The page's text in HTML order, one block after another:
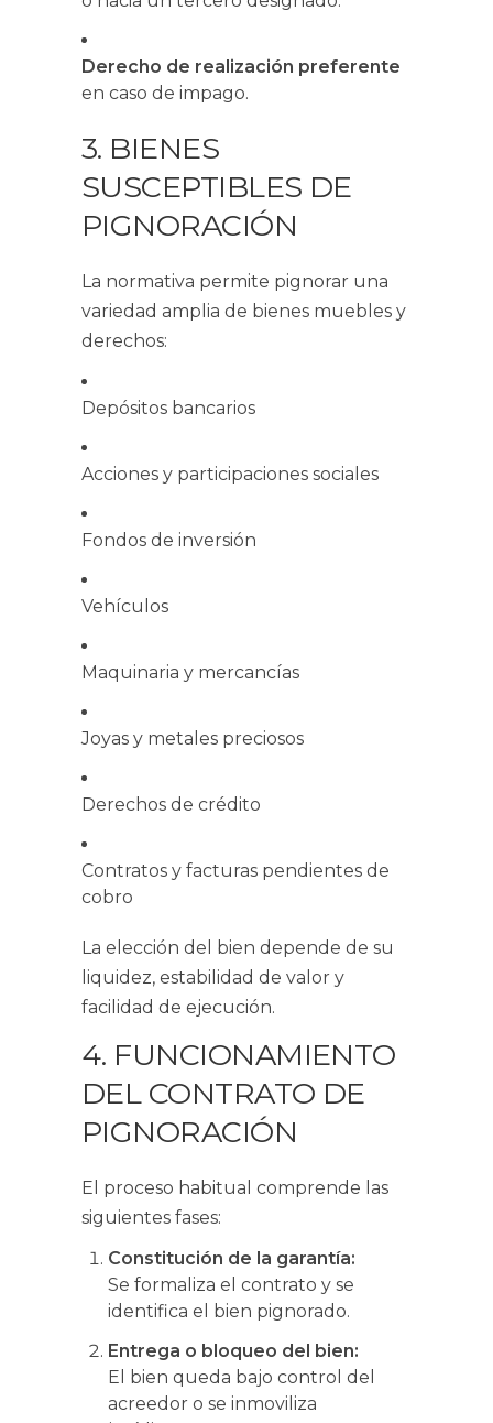
Derecho de realización preferente
en caso de impago.
3. BIENES
SUSCEPTIBLES DE
PIGNORACIÓN
La normativa permite pignorar una
variedad amplia de bienes muebles y
derechos:
Depósitos bancarios
Acciones y participaciones sociales
Fondos de inversión
Vehículos
Maquinaria y mercancías
Joyas y metales preciosos
Derechos de crédito
Contratos y facturas pendientes de
cobro
La elección del bien depende de su
liquidez, estabilidad de valor y
facilidad de ejecución.
4. FUNCIONAMIENTO
DEL CONTRATO DE
PIGNORACIÓN
El proceso habitual comprende las
siguientes fases:
Constitución de la garantía:
Se formaliza el contrato y se
identifica el bien pignorado.
Entrega o bloqueo del bien:
El bien queda bajo control del
acreedor o se inmoviliza